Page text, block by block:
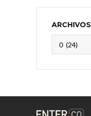
ARCHIVOS